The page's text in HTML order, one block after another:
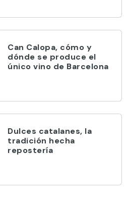
Can Calopa, cómo y
dónde se produce el
único vino de Barcelona
Dulces catalanes, la
tradición hecha
repostería